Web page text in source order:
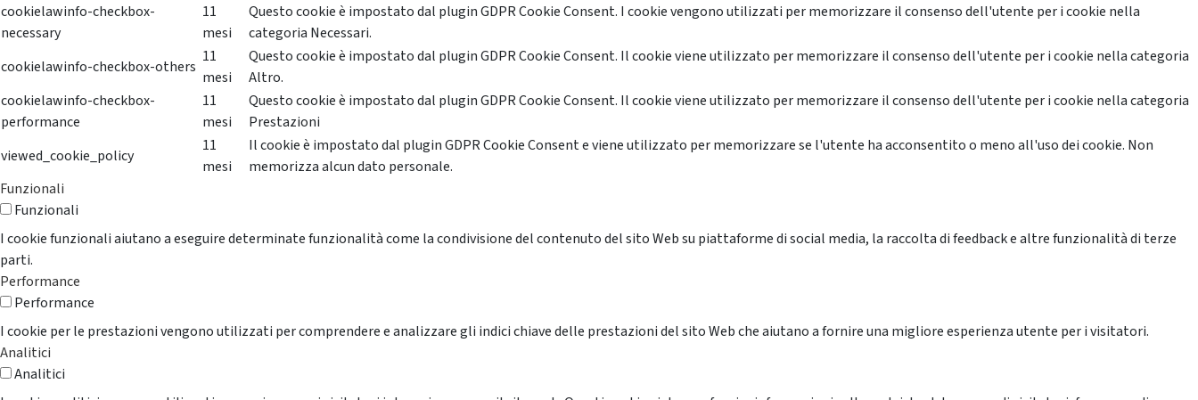
cookielawinfo-checkbox-
necessary
11
mesi
Questo cookie è impostato dal plugin GDPR Cookie Consent. I cookie vengono utilizzati per memorizzare il consenso dell'utente per i cookie nella
categoria Necessari.
cookielawinfo-checkbox-others
11
mesi
Questo cookie è impostato dal plugin GDPR Cookie Consent. Il cookie viene utilizzato per memorizzare il consenso dell'utente per i cookie nella categoria
Altro.
cookielawinfo-checkbox-
performance
11
mesi
Questo cookie è impostato dal plugin GDPR Cookie Consent. Il cookie viene utilizzato per memorizzare il consenso dell'utente per i cookie nella categoria
Prestazioni
viewed_cookie_policy
11
mesi
Il cookie è impostato dal plugin GDPR Cookie Consent e viene utilizzato per memorizzare se l'utente ha acconsentito o meno all'uso dei cookie. Non
memorizza alcun dato personale.
Funzionali
Funzionali
I cookie funzionali aiutano a eseguire determinate funzionalità come la condivisione del contenuto del sito Web su piattaforme di social media, la raccolta di feedback e altre funzionalità di terze
parti.
Performance
Performance
I cookie per le prestazioni vengono utilizzati per comprendere e analizzare gli indici chiave delle prestazioni del sito Web che aiutano a fornire una migliore esperienza utente per i visitatori.
Analitici
Analitici